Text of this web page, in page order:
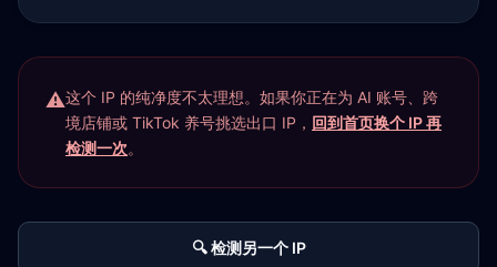
这个 IP 的纯净度不太理想。如果你正在为 AI 账号、跨
境店铺或 TikTok 养号挑选出口 IP， 回到首页换个 IP 再
检测一次。
🔍 检测另一个 IP